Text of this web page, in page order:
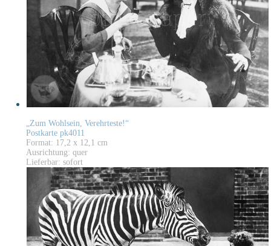
„Zum Wohlsein, Verehrteste!“
Postkarte pk4011
Format: 17,2 x 12,1 cm
Ausrichtung: quer
Lieferbar: sofort